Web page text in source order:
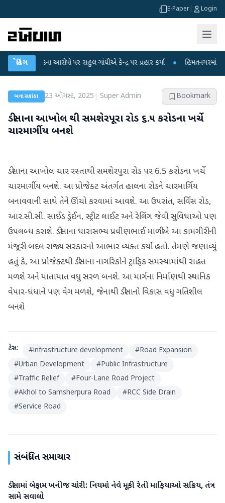
E-Paper Login
બ્રેકિંગ
લીકના આરોપો પર રાહુલ ગાંધીએ કેન્દ્ર પર પ્રહાર કર્યા ● હિંમતનગરમાં રહસ્યમય
બનાસકાંઠા 23 ઑગસ્ટ, 2025 Super Admin Bookmark
ડીસાના આખોલ થી સમશેરપૂરા રોડ ૬.૫ કરોડના ખર્ચે
ચારમાર્ગીય બનશે
ડીસાના આખોલ ચાર રસ્તાથી સમશેરપુરા રોડ પર 6.5 કરોડના ખર્ચે
ચારમાર્ગીય બનશે. આ પ્રોજેક્ટ અંતર્ગત હાલના રોડને ચારમાર્ગિય
બનાવવાની સાથે તેને ઊંચો કરવામાં આવશે. આ ઉપરાંત, સર્વિસ રોડ,
આર.સી.સી. સાઈડ ડ્રેઈન, સ્ટ્રીટ લાઈટ અને રેલિંગ જેવી સુવિધાઓ પણ
ઉપલબ્ધ કરાશે. ડીસાના ધારાસભ્ય પ્રવીણભાઈ માળીએ આ કામગીરીની
મંજૂરી બદલ રાજ્ય સરકારનો આભાર વ્યક્ત કર્યો હતો. તેમણે જણાવ્યું
હતું કે, આ પ્રોજેક્ટથી ડીસાના નાગરિકોને ટ્રાફિક સમસ્યામાંથી રાહત
મળશે અને યાતાયાત વધુ સરળ બનશે. આ માર્ગના નિર્માણથી સ્થાનિક
વેપાર-ધંધાને પણ વેગ મળશે, જેનાથી ડીસાનો વિકાસ વધુ ગતિશીલ
બનશે
ટેગ્સ: #infrastructure development #Road Expansion
#Urban Development #Public Infrastructure
#Traffic Relief #Four-Lane Road Project
#Akhol to Samsherpura Road #RCC Side Drain
#Service Road
સંબંધિત સમાચાર
બનાસકાંઠા
ડીસામાં બેફામ ખનીજ ચોરી: નિયમો નેવે મૂકી રેતી માફિયાઓ સક્રિય, તંત્ર
સામે સવાલો